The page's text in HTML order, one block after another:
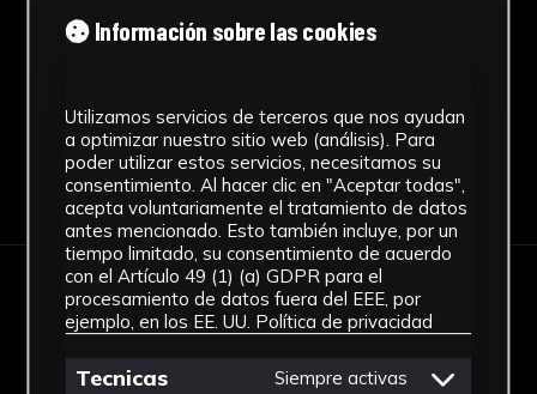
Metal
Ver más
Descargar Ficha
IMÁGENES
Información sobre las cookies
Utilizamos servicios de terceros que nos ayudan
a optimizar nuestro sitio web (análisis). Para
poder utilizar estos servicios, necesitamos su
consentimiento. Al hacer clic en "Aceptar todas",
acepta voluntariamente el tratamiento de datos
antes mencionado. Esto también incluye, por un
tiempo limitado, su consentimiento de acuerdo
con el Artículo 49 (1) (a) GDPR para el
procesamiento de datos fuera del EEE, por
ejemplo, en los EE. UU. Política de privacidad
Tecnicas Siempre activas